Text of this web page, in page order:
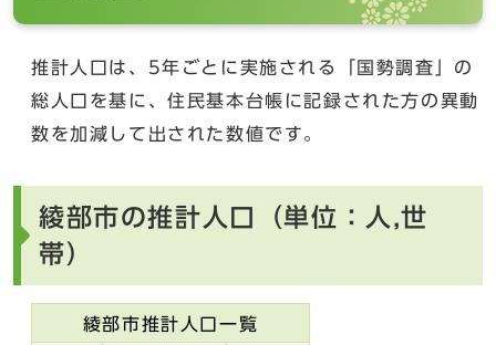
推計人口は、5年ごとに実施される「国勢調査」の
総人口を基に、住民基本台帳に記録された方の異動
数を加減して出された数値です。
綾部市の推計人口（単位：人,世
帯）
綾部市推計人口一覧